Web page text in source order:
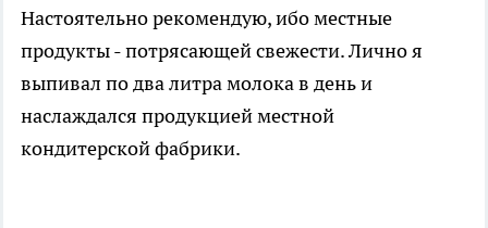
Настоятельно рекомендую, ибо местные
продукты - потрясающей свежести. Лично я
выпивал по два литра молока в день и
наслаждался продукцией местной
кондитерской фабрики.